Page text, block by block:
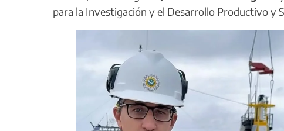
para la Investigación y el Desarrollo Productivo y